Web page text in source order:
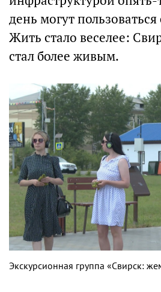
день могут
Жить стало веселее:
стал более живым.
Экскурсионная группа «Свирск: